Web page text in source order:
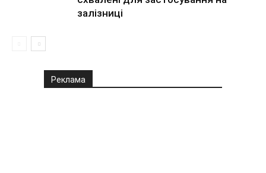
залізниці
Реклама